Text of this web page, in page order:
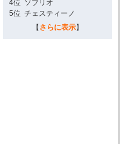
4位 ソブリオ
5位 チェスティーノ
【 さらに表示】